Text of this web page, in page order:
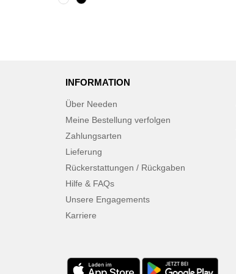
ECOLOGIE (6)
(3)
EXCD BY PROMODORO
EgotierPro
Elevate
Elevate Essentials
Finden & Hales (16)
INFORMATION
Über Needen
Meine Bestellung verfolgen
Zahlungsarten
Lieferung
Rückerstattungen / Rückgaben
Hilfe & FAQs
Unsere Engagements
Karriere